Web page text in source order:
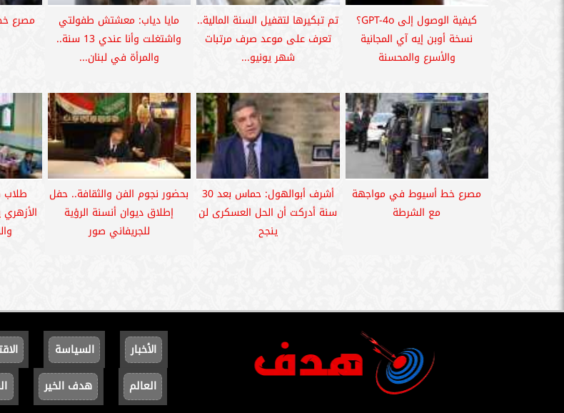
كيفية الوصول إلى GPT-4o؟
نسخة أوبن إيه آي المجانية
والأسرع والمحسنة
تم تبكيرها لتقفيل السنة المالية..
تعرف على موعد صرف مرتبات
شهر يونيو...
مايا دياب: معشتش طفولتي
واشتغلت وأنا عندي 13 سنة..
والمرأة في لبنان...
مصرع
مصرع خط أسيوط في مواجهة
مع الشرطة
أشرف أبوالهول: حماس بعد 30
سنة أدركت أن الحل العسكرى لن
ينجح
بحضور نجوم الفن والثقافة.. حفل
إطلاق ديوان أنسنة الرؤية
للجريفاني صور
طلاب
الأخبار السياسة
العالم
هدف الخير